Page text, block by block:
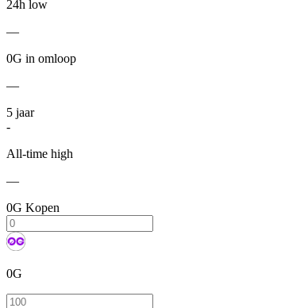
24h low
—
0G in omloop
—
5 jaar
-
All-time high
—
0G Kopen
0G